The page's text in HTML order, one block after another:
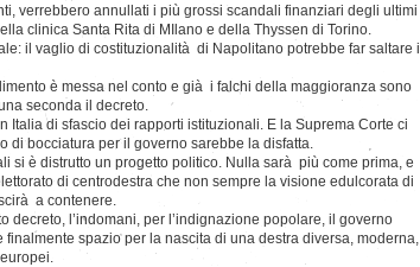
verrebbero annullati i più grossi scandali finanziari degli ultimi
clinica Santa Rita di MIlano e della Thyssen di Torino.
il vaglio di costituzionalità di Napolitano potrebbe far saltare il
è messa nel conto e già i falchi della maggioranza sono
seconda il decreto.
Italia di sfascio dei rapporti istituzionali. E la Suprema Corte ci
di bocciatura per il governo sarebbe la disfatta.
si è distrutto un progetto politico. Nulla sarà più come prima, e
di centrodestra che non sempre la visione edulcorata di
a contenere.
decreto, l’indomani, per l’indignazione popolare, il governo
spazio per la nascita di una destra diversa, moderna,